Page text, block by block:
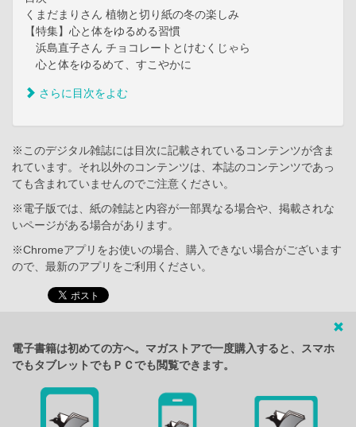
くまだまりさん 植物と切り紙の冬の楽しみ
【特集】心と体をゆるめる習慣
浜島直子さん チョコレートとけむくじゃら
心と体をゆるめて、すこやかに
さらに目次をよむ
※このデジタル雑誌には目次に記載されているコンテンツが含ま
れています。それ以外のコンテンツは、本誌のコンテンツであっ
ても含まれていませんのでご注意ください。
※電子版では、紙の雑誌と内容が一部異なる場合や、掲載されな
いページがある場合があります。
※Chromeアプリをお使いの場合、購入できない場合がございます
ので、最新のアプリをご利用ください。
電子書籍は初めての方へ。マガストアで一度購入すると、スマホ
でもタブレットでもＰＣでも閲覧できます。